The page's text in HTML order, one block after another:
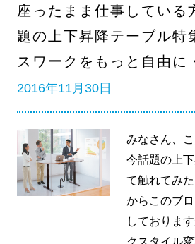
座ったまま仕事している
題の上下昇降テーブル特
スワークをもっと自由に
2016年11月30日
みなさん、
今話題の上
て触れてみ
からこのブ
しておりま